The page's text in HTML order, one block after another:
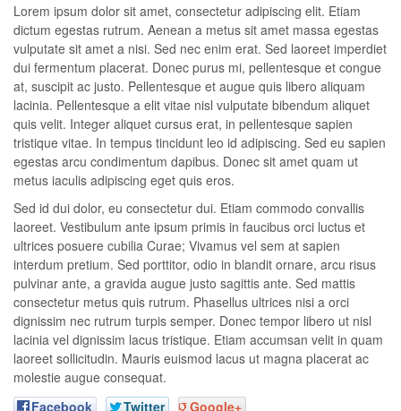
Lorem ipsum dolor sit amet, consectetur adipiscing elit. Etiam
dictum egestas rutrum. Aenean a metus sit amet massa egestas
vulputate sit amet a nisi. Sed nec enim erat. Sed laoreet imperdiet
dui fermentum placerat. Donec purus mi, pellentesque et congue
at, suscipit ac justo. Pellentesque et augue quis libero aliquam
lacinia. Pellentesque a elit vitae nisl vulputate bibendum aliquet
quis velit. Integer aliquet cursus erat, in pellentesque sapien
tristique vitae. In tempus tincidunt leo id adipiscing. Sed eu sapien
egestas arcu condimentum dapibus. Donec sit amet quam ut
metus iaculis adipiscing eget quis eros.
Sed id dui dolor, eu consectetur dui. Etiam commodo convallis
laoreet. Vestibulum ante ipsum primis in faucibus orci luctus et
ultrices posuere cubilia Curae; Vivamus vel sem at sapien
interdum pretium. Sed porttitor, odio in blandit ornare, arcu risus
pulvinar ante, a gravida augue justo sagittis ante. Sed mattis
consectetur metus quis rutrum. Phasellus ultrices nisi a orci
dignissim nec rutrum turpis semper. Donec tempor libero ut nisl
lacinia vel dignissim lacus tristique. Etiam accumsan velit in quam
laoreet sollicitudin. Mauris euismod lacus ut magna placerat ac
molestie augue consequat.
Facebook
Twitter Google+